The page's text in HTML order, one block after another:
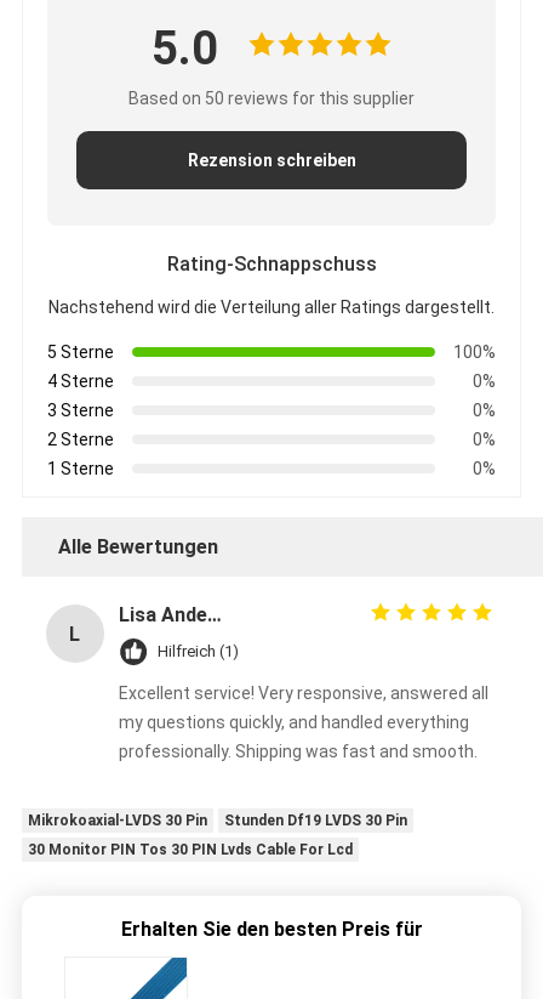
5.0
Based on 50 reviews for this supplier
Rezension schreiben
Rating-Schnappschuss
Nachstehend wird die Verteilung aller Ratings dargestellt.
5 Sterne
100%
4 Sterne
0%
3 Sterne
0%
2 Sterne
0%
1 Sterne
0%
Alle Bewertungen
L
Lisa Anderson
Hilfreich (1)
Excellent service! Very responsive, answered all
my questions quickly, and handled everything
professionally. Shipping was fast and smooth.
Mikrokoaxial-LVDS 30 Pin
Stunden Df19 LVDS 30 Pin
30 Monitor PIN Tos 30 PIN Lvds Cable For Lcd
Erhalten Sie den besten Preis für